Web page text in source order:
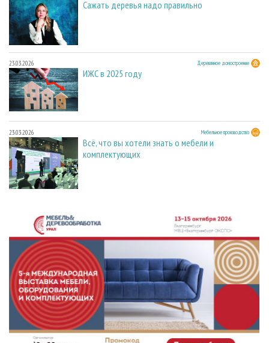
Сажать деревья надо правильно
23.03.2026 Деревянное домостроение
ИЖС в 2025 году
23.03.2026 Мебельное производство
Всё, что вы хотели знать о мебели и
комплектующих